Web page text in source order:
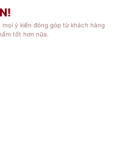
ý kiến đóng góp từ khách hàng
tốt hơn nữa.